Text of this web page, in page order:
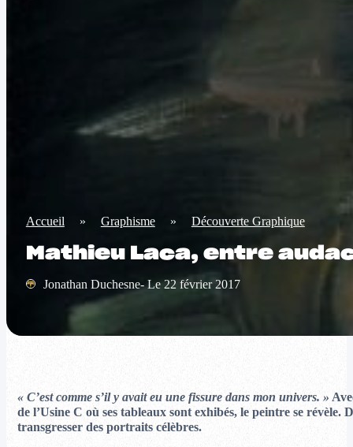
Accueil » Graphisme » Découverte Graphique
Mathieu Laca, entre
Jonathan Duchesne- Le 22 février 2017
« C’est comme s’il y avait eu une fissure dans mon univers. »
de l’Usine C où ses tableaux sont exhibés, le peintre se
transgresser des portraits célèbres.